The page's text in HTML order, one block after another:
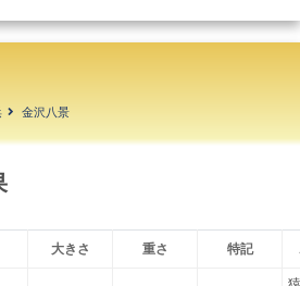
金沢八景
大きさ 重さ 特記